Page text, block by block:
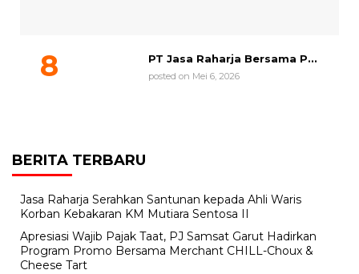
PT Jasa Raharja Bersama P...
posted on Mei 6, 2026
BERITA TERBARU
Jasa Raharja Serahkan Santunan kepada Ahli Waris
Korban Kebakaran KM Mutiara Sentosa II
Apresiasi Wajib Pajak Taat, PJ Samsat Garut Hadirkan
Program Promo Bersama Merchant CHILL-Choux &
Cheese Tart